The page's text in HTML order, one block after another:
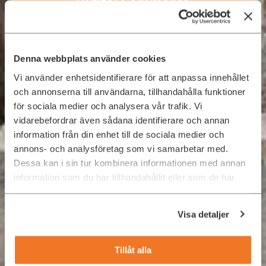
Denna webbplats använder cookies
Vi använder enhetsidentifierare för att anpassa innehållet
och annonserna till användarna, tillhandahålla funktioner
för sociala medier och analysera vår trafik. Vi
vidarebefordrar även sådana identifierare och annan
information från din enhet till de sociala medier och
annons- och analysföretag som vi samarbetar med.
Dessa kan i sin tur kombinera informationen med annan
information som du har tillhandahållit eller som de har
samlat in när du har använt deras tjänster.
Visa detaljer
Tillåt alla
UX and UI Design
Digital Marketing
REKRYTERA ELLER
HYR KONSULTER
IT Security